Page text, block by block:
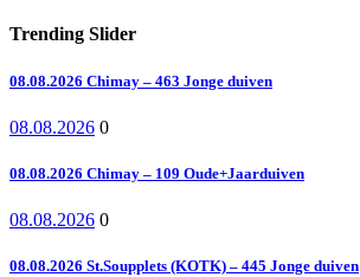
Trending Slider
08.08.2026 Chimay – 463 Jonge duiven
08.08.2026 0
08.08.2026 Chimay – 109 Oude+Jaarduiven
08.08.2026 0
08.08.2026 St.Soupplets (KOTK) – 445 Jonge duiven